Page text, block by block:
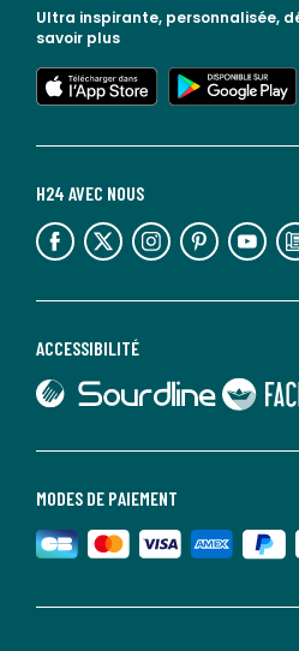
MODES DE PAIEMENT
ACCESSIBILITÉ
lien vers Sourdline
lien vers Faciliti
H24 AVEC NOUS
lien vers l'espace réseaux sociaux lien vers l'espace réseaux sociaux lien vers l'espace réseaux sociaux lien vers l'espace réseaux sociaux lien vers l'espace réseaux sociaux lien vers
Ultra inspirante, personnalisée,
savoir plus
lien vers l'app store
lien vers google play